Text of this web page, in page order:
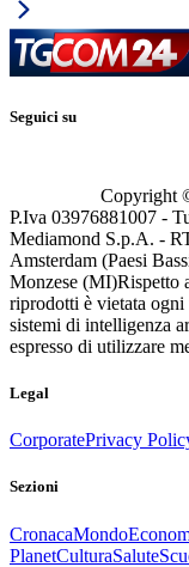
Seguici su
Copyright
P.Iva 03976881007 -
Mediamond S.p.A. -
Amsterdam (Paesi
Monzese (MI)Rispetto
riprodotti è vietata ogni
sistemi di intelligenza
espresso di utilizzare
Legal
CorporatePrivacy
Sezioni
CronacaMondo
PlanetCulturaSalute